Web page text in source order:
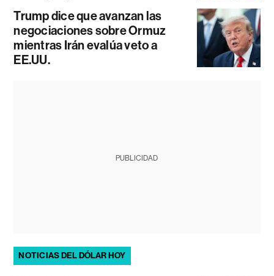
Trump dice que avanzan las
negociaciones sobre Ormuz
mientras Irán evalúa veto a
EE.UU.
PUBLICIDAD
NOTICIAS DEL DÓLAR HOY